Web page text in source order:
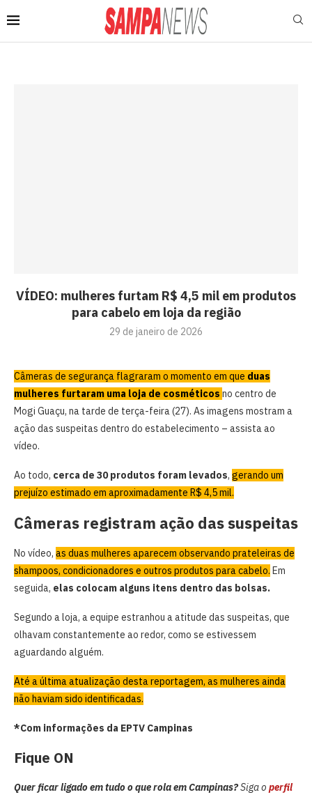
VÍDEO: mulheres furtam R$ 4,5 mil em produtos
para cabelo em loja da região
29 de janeiro de 2026
Câmeras de segurança flagraram o momento em que duas
mulheres furtaram uma loja de cosméticos no centro de
Mogi Guaçu, na tarde de terça-feira (27). As imagens mostram a
ação das suspeitas dentro do estabelecimento – assista ao
vídeo.
Ao todo, cerca de 30 produtos foram levados, gerando um
prejuízo estimado em aproximadamente R$ 4,5 mil.
Câmeras registram ação das suspeitas
No vídeo, as duas mulheres aparecem observando prateleiras de
shampoos, condicionadores e outros produtos para cabelo. Em
seguida, elas colocam alguns itens dentro das bolsas.
Segundo a loja, a equipe estranhou a atitude das suspeitas, que
olhavam constantemente ao redor, como se estivessem
aguardando alguém.
Até a última atualização desta reportagem, as mulheres ainda
não haviam sido identificadas.
*Com informações da EPTV Campinas
Fique ON
Quer ficar ligado em tudo o que rola em Campinas?Siga o perfil